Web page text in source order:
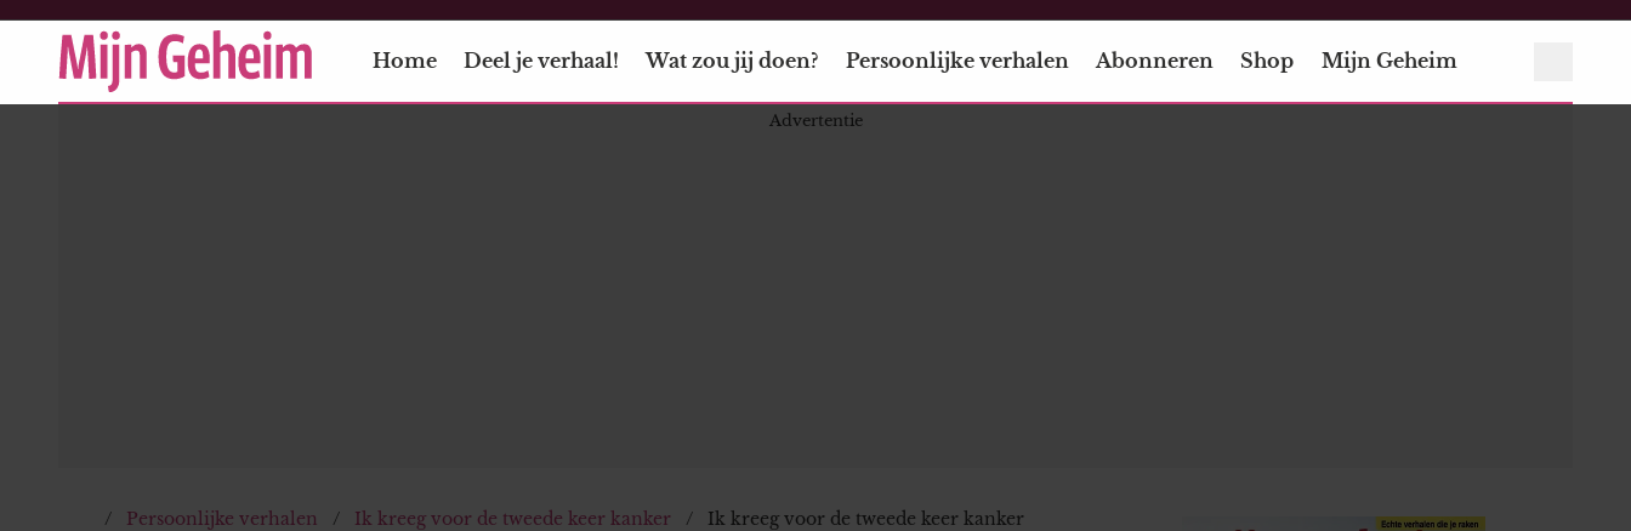
Home Deel je verhaal! Wat zou jij doen? Persoonlijke verhalen Abonneren Shop Mijn Geheim
Persoonlijke verhalen Ik kreeg voor de tweede keer kanker Ik kreeg voor de tweede keer kanker